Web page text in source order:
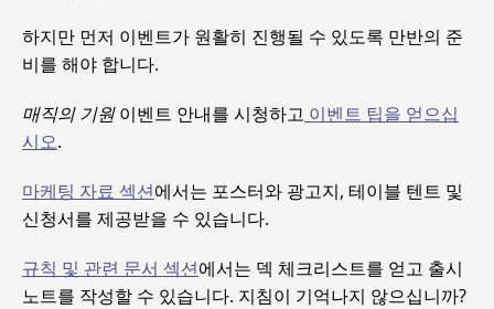
하지만 먼저 이벤트가 원활히 진행될 수 있도록 만반의 준
비를 해야 합니다.
매직의 기원이벤트 안내를 시청하고 이벤트 팁을 얻으십
시오.
마케팅 자료 섹션에서는 포스터와 광고지, 테이블 텐트 및
신청서를 제공받을 수 있습니다.
규칙 및 관련 문서 섹션에서는 덱 체크리스트를 얻고 출시
노트를 작성할 수 있습니다. 지침이 기억나지 않으십니까?